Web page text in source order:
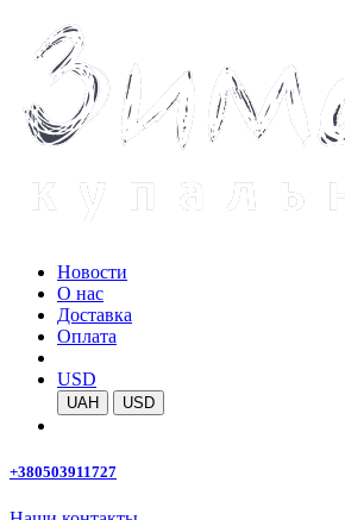
Новости
О нас
Доставка
Оплата
USD
UAH USD
+380503911727